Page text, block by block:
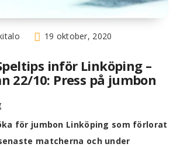
19 oktober, 2020
inför Linköping –
22/10: Press på jumbon
för jumbon Linköping som förlorat
matcherna och under